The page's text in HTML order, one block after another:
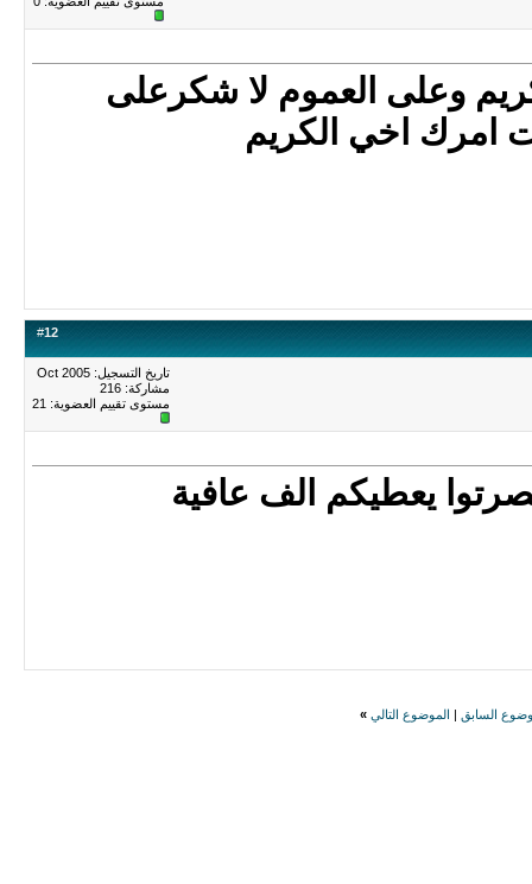
وعلى العموم لا شكرعلى
امرك اخي الكريم
#12
تاريخ التسجيل: Oct 2005
مشاركة: 216
مستوى تقييم العضوية: 21
يعطيكم الف عافية
السابق الموضوع التالي »